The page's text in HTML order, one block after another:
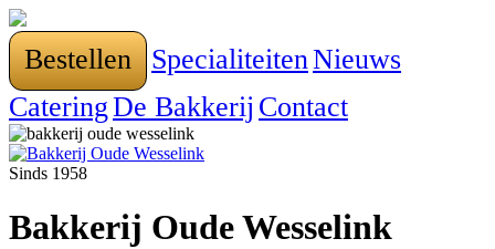
Bestellen SpecialiteitenNieuws
CateringDe Bakkerij Contact
Sinds 1958
Bakkerij Oude Wesselink